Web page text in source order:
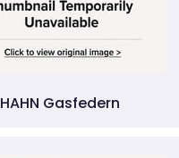
HAHN Gasfedern